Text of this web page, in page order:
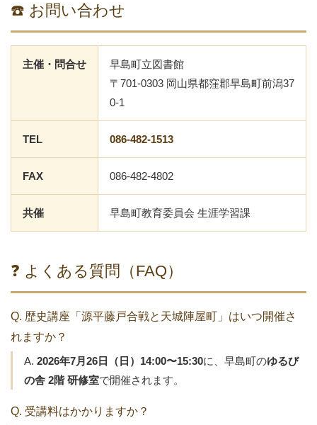
☎️ お問い合わせ
主催・問合せ
早島町立図書館
〒701-0303 岡山県都窪郡早島町前潟37
0-1
TEL 086-482-1513
FAX 086-482-4802
共催 早島町教育委員会 生涯学習課
❓ よくある質問（FAQ）
Q. 歴史講座「源平藤戸合戦と天城陣屋町」はいつ開催さ
れますか？
A. 2026年7月26日（日）14:00〜15:30に、早島町のゆるび
の舎 2階 研修室で開催されます。
Q. 受講料はかかりますか？